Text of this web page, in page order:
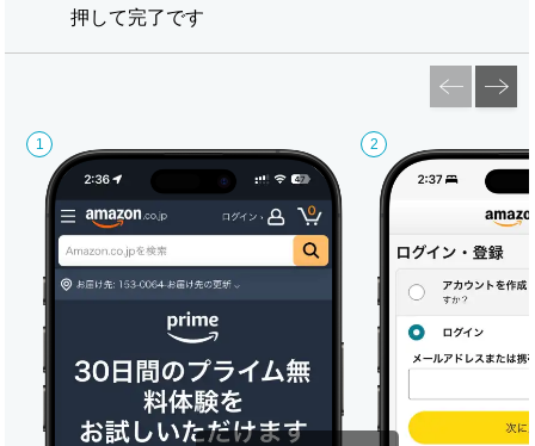
押して完了です